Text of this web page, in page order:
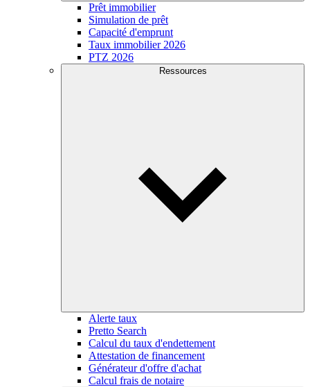
Prêt immobilier
Simulation de prêt
Capacité d'emprunt
Taux immobilier 2026
PTZ 2026
Ressources
Alerte taux
Pretto Search
Calcul du taux d'endettement
Attestation de financement
Générateur d'offre d'achat
Calcul frais de notaire